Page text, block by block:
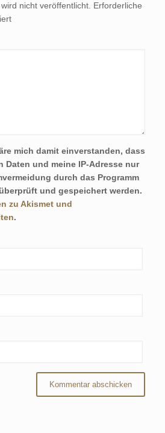
nicht veröffentlicht. Erforderliche
mich damit einverstanden, dass
Daten und meine IP-Adresse nur
durch das Programm
und gespeichert werden.
zu Akismet und
.